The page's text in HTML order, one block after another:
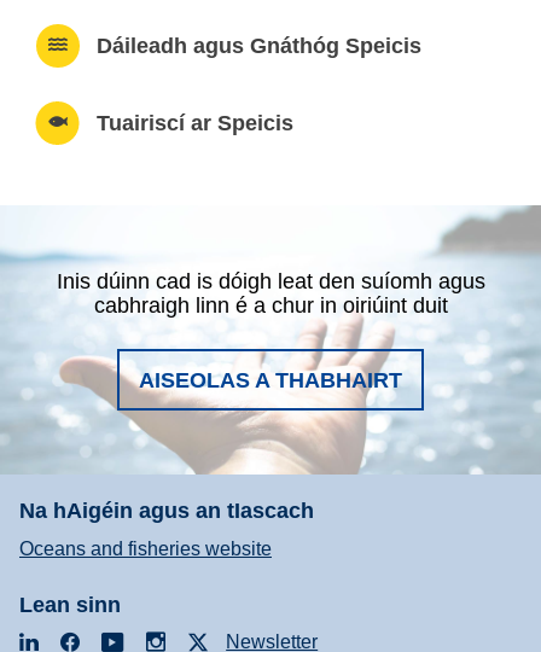
Dáileadh agus Gnáthóg Speicis
Tuairiscí ar Speicis
Inis dúinn cad is dóigh leat den suíomh agus
cabhraigh linn é a chur in oiriúint duit
AISEOLAS A THABHAIRT
Na hAigéin agus an tIascach
Oceans and fisheries website
Lean sinn
LinkedInFacebookYouTubeInstagramNewsletter